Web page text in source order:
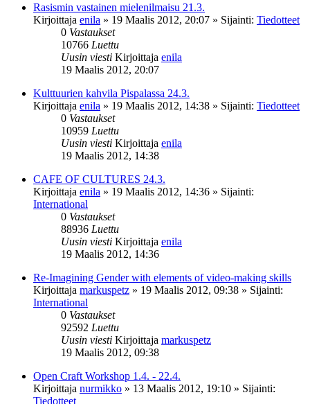
Rasismin vastainen mielenilmaisu 21.3.
Kirjoittaja enila » 19 Maalis 2012, 20:07 » Sijainti: Tiedotteet
0 Vastaukset
10766 Luettu
Uusin viesti Kirjoittaja enila
19 Maalis 2012, 20:07
Kulttuurien kahvila Pispalassa 24.3.
Kirjoittaja enila » 19 Maalis 2012, 14:38 » Sijainti: Tiedotteet
0 Vastaukset
10959 Luettu
Uusin viesti Kirjoittaja enila
19 Maalis 2012, 14:38
CAFE OF CULTURES 24.3.
Kirjoittaja enila » 19 Maalis 2012, 14:36 » Sijainti:
International
0 Vastaukset
88936 Luettu
Uusin viesti Kirjoittaja enila
19 Maalis 2012, 14:36
Re-Imagining Gender with elements of video-making skills
Kirjoittaja markuspetz » 19 Maalis 2012, 09:38 » Sijainti:
International
0 Vastaukset
92592 Luettu
Uusin viesti Kirjoittaja markuspetz
19 Maalis 2012, 09:38
Open Craft Workshop 1.4. - 22.4.
Kirjoittaja nurmikko » 13 Maalis 2012, 19:10 » Sijainti:
Tiedotteet